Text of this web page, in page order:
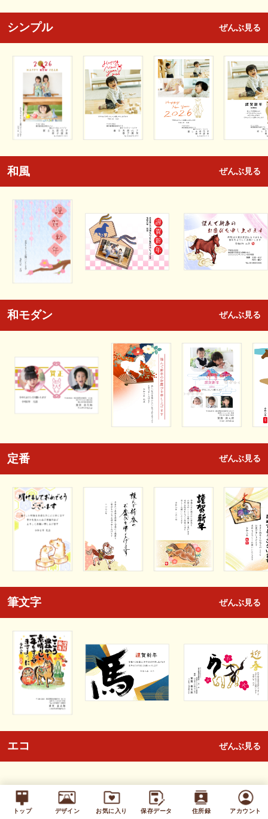
トップ デザイン お気に入り 保存データ 住所録 アカウント
シンプル ぜんぶ見る
和風 ぜんぶ見る
和モダン ぜんぶ見る
定番 ぜんぶ見る
筆文字 ぜんぶ見る
エコ ぜんぶ見る